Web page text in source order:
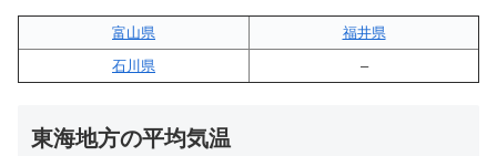
富山県
福井県
石川県
–
東海地方の平均気温